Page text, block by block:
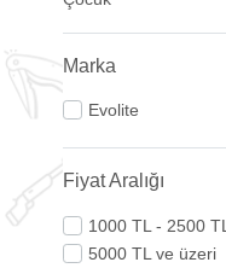
Marka
Evolite
Fiyat Aralığı
1000 TL - 2500 TL
5000 TL ve üzeri